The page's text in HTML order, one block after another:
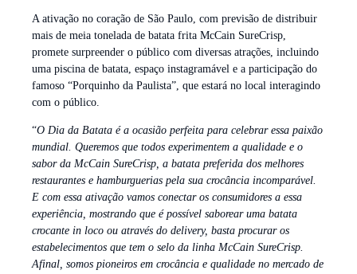
A ativação no coração de São Paulo, com previsão de distribuir
mais de meia tonelada de batata frita McCain SureCrisp,
promete surpreender o público com diversas atrações, incluindo
uma piscina de batata, espaço instagramável e a participação do
famoso “Porquinho da Paulista”, que estará no local interagindo
com o público.
“O Dia da Batata é a ocasião perfeita para celebrar essa paixão
mundial. Queremos que todos experimentem a qualidade e o
sabor da McCain SureCrisp, a batata preferida dos melhores
restaurantes e hamburguerias pela sua crocância incomparável.
E com essa ativação vamos conectar os consumidores a essa
experiência, mostrando que é possível saborear uma batata
crocante in loco ou através do delivery, basta procurar os
estabelecimentos que tem o selo da linha McCain SureCrisp.
Afinal, somos pioneiros em crocância e qualidade no mercado de